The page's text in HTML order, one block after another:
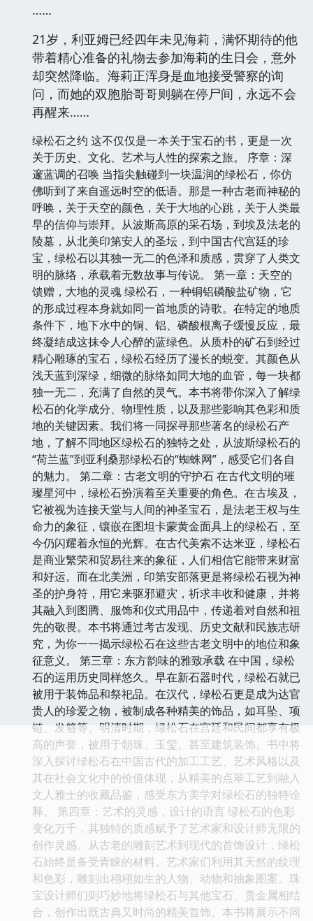
……
21岁，利亚姆已经四年未见海莉，满怀期待的他
带着精心准备的礼物去参加海莉的生日会，意外
却突然降临。海莉正浑身是血地接受警察的询
问，而她的双胞胎哥哥则躺在停尸间，永远不会
再醒来……
绿松石之约 这不仅仅是一本关于宝石的书，更是一次
关于历史、文化、艺术与人性的探索之旅。 序章：深
邃蓝调的召唤 当指尖触碰到一块温润的绿松石，你仿
佛听到了来自遥远时空的低语。那是一种古老而神秘的
呼唤，关于天空的颜色，关于大地的心跳，关于人类最
早的信仰与崇拜。从波斯高原的采石场，到埃及法老的
陵墓，从北美印第安人的圣坛，到中国古代宫廷的珍
宝，绿松石以其独一无二的色泽和质感，贯穿了人类文
明的脉络，承载着无数故事与传说。 第一章：天空的
馈赠，大地的灵魂 绿松石，一种铜铝磷酸盐矿物，它
的形成过程本身就如同一首地质的诗歌。在特定的地质
条件下，地下水中的铜、铝、磷酸根离子缓慢反应，最
终凝结成这抹令人心醉的蓝绿色。从质朴的矿石到经过
精心雕琢的宝石，绿松石经历了漫长的蜕变。其颜色从
浅天蓝到深绿，细微的脉络如同大地的血管，每一块都
独一无二，充满了自然的灵气。本书将带你深入了解绿
松石的化学成分、物理性质，以及那些影响其色彩和质
地的关键因素。我们将一同探寻那些著名的绿松石产
地，了解不同地区绿松石的独特之处，从波斯绿松石的
“荷兰蓝”到亚利桑那绿松石的“蜘蛛网”，感受它们各自
的魅力。 第二章：古老文明的守护石 在古代文明的璀
璨星河中，绿松石扮演着至关重要的角色。在古埃及，
它被视为连接天堂与人间的神圣宝石，是法老王权与生
命力的象征，镶嵌在图坦卡蒙黄金面具上的绿松石，至
今仍闪耀着永恒的光辉。在古代美索不达米亚，绿松石
是商业繁荣和贸易往来的象征，人们相信它能带来财富
和好运。而在北美洲，印第安部落更是将绿松石视为神
圣的护身符，用它来驱邪避灾，祈求丰收和健康，并将
其融入到图腾、服饰和仪式用品中，传递着对自然和祖
先的敬畏。本书将通过考古发现、历史文献和民族志研
究，为你一一揭示绿松石在这些古老文明中的地位和象
征意义。 第三章：东方韵味的雅致承载 在中国，绿松
石的运用历史同样悠久。早在新石器时代，绿松石就已
被用于装饰品和祭祀品。在汉代，绿松石更是成为达官
贵人的珍爱之物，被制成各种精美的饰品，如耳坠、项
链、发簪等。明清时期，绿松石在宫廷和民间都享有极
高的声誉，被用于朝珠、玉玺、甚至建筑装饰。书中将
深入探讨绿松石在中国古代的加工工艺、艺术风格以及
其在社会文化中的价值体现，从精美的点翠工艺到融入
文人雅士的收藏品鉴，感受东方美学对绿松石的独特诠
释。 第四章：艺术的灵感，设计的语言 绿松石的色彩
变化万千，其独特的质感赋予了艺术家和设计师无限的
创作灵感。从古老的雕刻艺术到现代的首饰设计，绿松
石始终是备受青睐的材料。艺术家们利用其天然的纹理
和色彩，雕刻出栩栩如生的人物、动物和抽象图案。珠
宝设计师们则巧妙地将绿松石与其他宝石、贵金属相结
合，创作出既古典又时尚的精美首饰。本书将展示不同